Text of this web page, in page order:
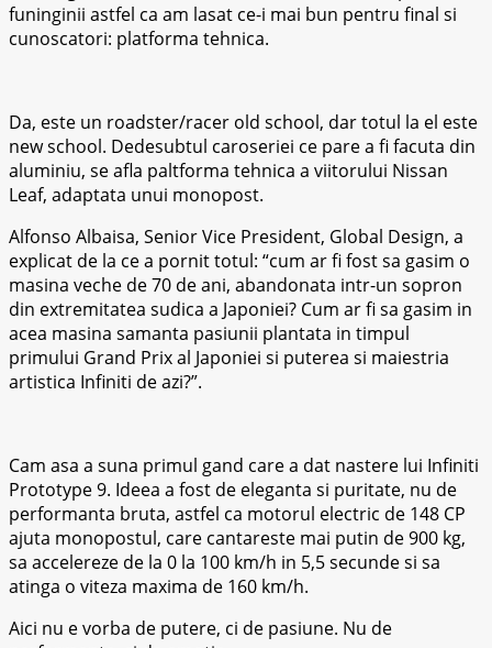
funinginii astfel ca am lasat ce-i mai bun pentru final si
cunoscatori: platforma tehnica.
Da, este un roadster/racer old school, dar totul la el este
new school. Dedesubtul caroseriei ce pare a fi facuta din
aluminiu, se afla paltforma tehnica a viitorului Nissan
Leaf, adaptata unui monopost.
Alfonso Albaisa, Senior Vice President, Global Design, a
explicat de la ce a pornit totul: “cum ar fi fost sa gasim o
masina veche de 70 de ani, abandonata intr-un sopron
din extremitatea sudica a Japoniei? Cum ar fi sa gasim in
acea masina samanta pasiunii plantata in timpul
primului Grand Prix al Japoniei si puterea si maiestria
artistica Infiniti de azi?”.
Cam asa a suna primul gand care a dat nastere lui Infiniti
Prototype 9. Ideea a fost de eleganta si puritate, nu de
performanta bruta, astfel ca motorul electric de 148 CP
ajuta monopostul, care cantareste mai putin de 900 kg,
sa accelereze de la 0 la 100 km/h in 5,5 secunde si sa
atinga o viteza maxima de 160 km/h.
Aici nu e vorba de putere, ci de pasiune. Nu de